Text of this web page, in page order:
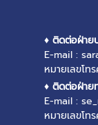
♦ ติดต่อฝ่าย
E-mail :
หมายเลขโ
♦ ติดต่อฝ่าย
E-mail :
หมายเลขโ